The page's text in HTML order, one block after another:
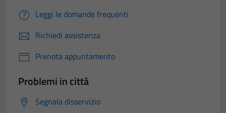
Leggi le domande frequenti
Richiedi assistenza
Prenota appuntamento
Problemi in città
Segnala disservizio